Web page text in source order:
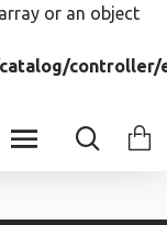
or an object
controller/